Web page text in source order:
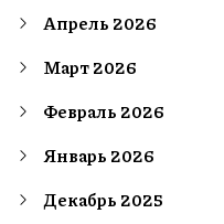
Апрель 2026
Март 2026
Февраль 2026
Январь 2026
Декабрь 2025